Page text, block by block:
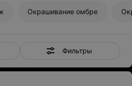
Окрашивание омбре
Фильтры